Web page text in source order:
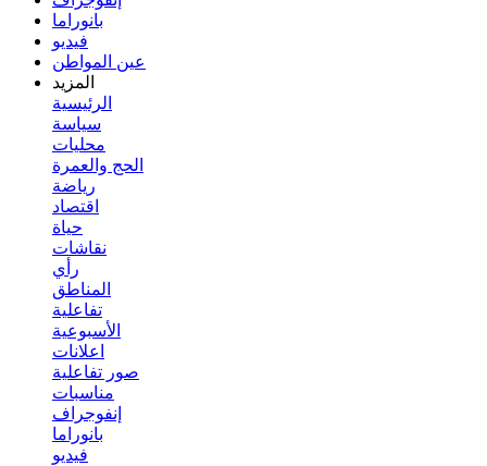
بانوراما
فيديو
عين المواطن
المزيد
الرئيسية
سياسة
محليات
الحج والعمرة
رياضة
اقتصاد
حياة
نقاشات
رأي
المناطق
تفاعلية
الأسبوعية
اعلانات
صور تفاعلية
مناسبات
إنفوجراف
بانوراما
فيديو